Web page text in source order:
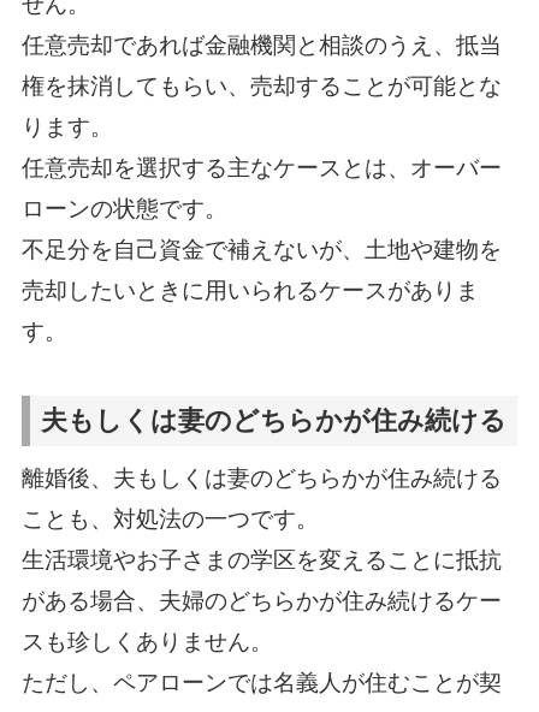
任意売却であれば金融機関と相談のうえ、抵当
権を抹消してもらい、売却することが可能とな
ります。
任意売却を選択する主なケースとは、オーバー
ローンの状態です。
不足分を自己資金で補えないが、土地や建物を
売却したいときに用いられるケースがありま
す。
夫もしくは妻のどちらかが住み続ける
離婚後、夫もしくは妻のどちらかが住み続ける
ことも、対処法の一つです。
生活環境やお子さまの学区を変えることに抵抗
がある場合、夫婦のどちらかが住み続けるケー
スも珍しくありません。
ただし、ペアローンでは名義人が住むことが契